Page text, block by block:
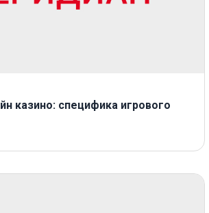
казино: специфика игрового